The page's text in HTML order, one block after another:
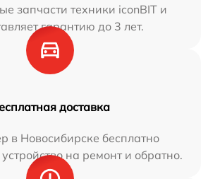
запчасти техники iconBIT и
гарантию до 3 лет.
доставка
в Новосибирске бесплатно
на ремонт и обратно.